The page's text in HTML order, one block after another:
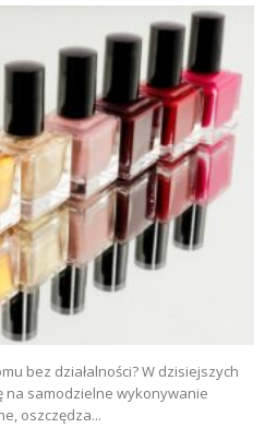
bez działalności? W dzisiejszych
na samodzielne wykonywanie
oszczędza...